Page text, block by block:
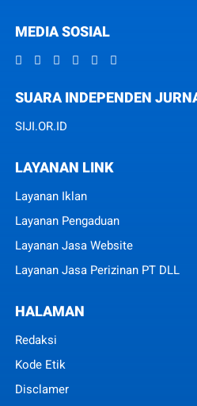
MEDIA SOSIAL
SUARA INDEPENDEN
SIJI.OR.ID
LAYANAN LINK
Layanan Iklan
Layanan Pengaduan
Layanan Jasa Website
Layanan Jasa Perizinan PT DLL
HALAMAN
Redaksi
Kode Etik
Disclamer